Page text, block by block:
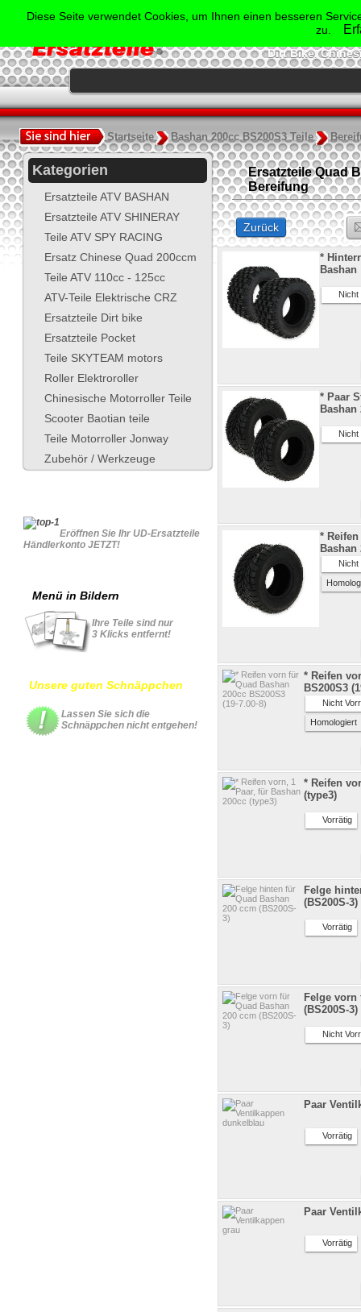
Der Spezialist für
Shineray,
Dirt Bike,
.
Startseite Bashan 200cc BS200S3 Teile
Kategorien
Ersatzteile ATV BASHAN
Ersatzteile ATV SHINERAY
Teile ATV SPY RACING
Ersatz Chinese Quad 200ccm
Teile ATV 110cc - 125cc
ATV-Teile Elektrische CRZ
Ersatzteile Dirt bike
Ersatzteile Pocket
Teile SKYTEAM motors
Roller Elektroroller
Chinesische Motorroller Teile
Scooter Baotian teile
Teile Motorroller Jonway
Zubehör / Werkzeuge
Eröffnen Sie Ihr UD-Ersatzteile
Händlerkonto JETZT!
Menü in Bildern
Ihre Teile sind nur
3 Klicks entfernt!
Unsere guten Schnäppchen
Lassen Sie sich die
Schnäppchen nicht entgehen!
Ersatzteile Quad
Bereifung
Zurück
*
Bashan
Nicht
* Paar
Bashan
Nicht
*
Bashan
Nicht
* Reifen
BS200S3
Nicht
Homologiert
* Reifen
(type3)
Vorrätig
Felge
(BS200S-3)
Vorrätig
Felge vorn
(BS200S-3)
Nicht
Paar
Vorrätig
Paar
Vorrätig
Diese Seite verwendet Cookies, um Ihnen einen besseren
zu.